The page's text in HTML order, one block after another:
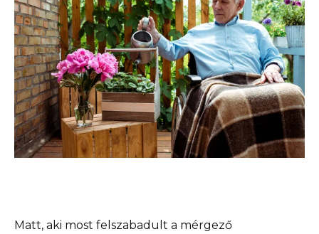
Matt, aki most felszabadult a mérgező